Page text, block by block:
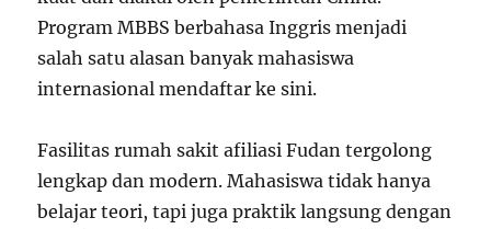
Program MBBS berbahasa Inggris menjadi
salah satu alasan banyak mahasiswa
internasional mendaftar ke sini.
Fasilitas rumah sakit afiliasi Fudan tergolong
lengkap dan modern. Mahasiswa tidak hanya
belajar teori, tapi juga praktik langsung dengan